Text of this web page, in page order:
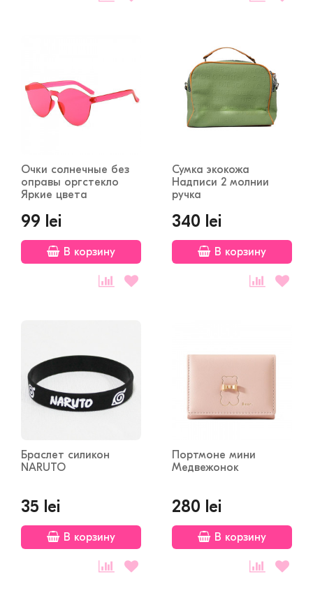
Очки солнечные без
оправы оргстекло
Яркие цвета
99 lei
В корзину
Сумка экокожа
Надписи 2 молнии
ручка
340 lei
В корзину
Браслет силикон
NARUTO
35 lei
В корзину
Портмоне мини
Медвежонок
280 lei
В корзину